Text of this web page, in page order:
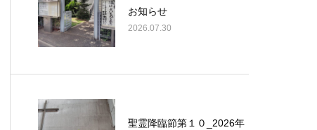
お知らせ
2026.07.30
聖霊降臨節第１０_2026年